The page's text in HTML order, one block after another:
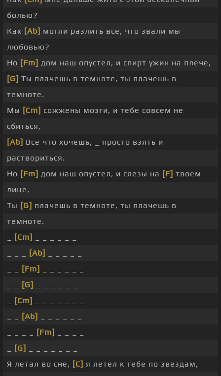
болью?
Как [Ab] могли разлить все, что звали мы
любовью?
Но [Fm] дом наш опустел, и спирт ужин на плече,
[G] Ты плачешь в темноте, ты плачешь в
темноте.
Мы [Cm] сожжены мозги, и тебе совсем не
сбиться,
[Ab] Все что хочешь, _ просто взять и
раствориться.
Но [Fm] дом наш опустел, и слезы на [F] твоем
лице,
Ты [G] плачешь в темноте, ты плачешь в
темноте.
[Cm]
[Ab]
[Fm]
[G]
[Cm]
[Ab]
[Fm]
[G]
Я летал во сне, [C] я летел к тебе по звездам,